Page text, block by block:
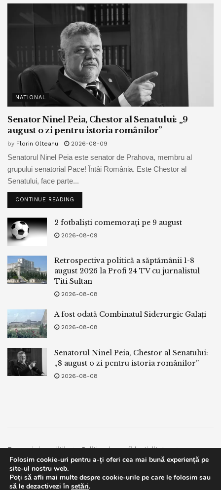
NATIONAL
Senator Ninel Peia, Chestor al Senatului: „9
august o zi pentru istoria românilor”
by Florin Olteanu 2026-08-09
Senatorul Ninel Peia este senator de Prahova, membru al
grupului senatorial Pace! Întâi România. Este Chestor al
Senatului, face parte...
CONTINUE READING
2 fotbaliști comemorați pe 9 august
2026-08-09
Retrospectiva politică a săptămânii 1-8
august 2026 la Profi 24 TV cu jurnalistul
Titi Sultan
2026-08-08
A fost odată Combinatul Siderurgic Galați
2026-08-08
Senatorul Ninel Peia, Chestor al Senatului:
„8 august o zi pentru istoria românilor”
2026-08-08
Termeni si conditii
Politica de confidentialitate
Facebook
Contact
© 2019bpnews- Business & Politics Newsbpnews.
Folosim cookie-uri pentru a-ți oferi cea mai bună experiență pe
site-ul nostru web.
Poți să afli mai multe despre cookie-urile pe care le folosim sau
să le dezactivezi în setări.
This website uses GDPR cookies. By continuing to use this